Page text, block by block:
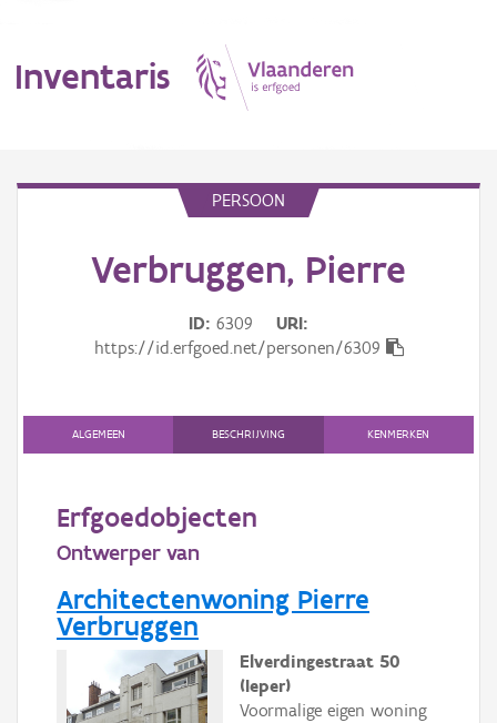
Inventaris
Erfgoedobject
Thema
Persoon of collectief
Downloads
Hergebruik
PERSOON
Verbruggen, Pierre
ID 6309
URI
https://id.erfgoed.net/personen/6309
ALGEMEEN BESCHRIJVING KENMERKEN
Erfgoedobjecten
Ontwerper van
Architectenwoning Pierre
Verbruggen
Elverdingestraat 50
(Ieper)
Voormalige eigen woning